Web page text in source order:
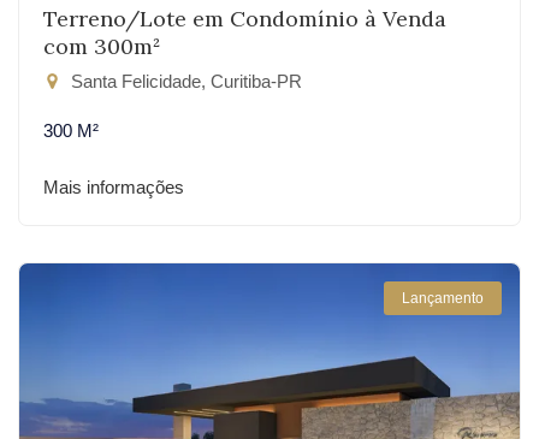
Terreno/Lote em Condomínio à Venda
com 300m²
Santa Felicidade, Curitiba-PR
300 M²
Mais informações
Lançamento